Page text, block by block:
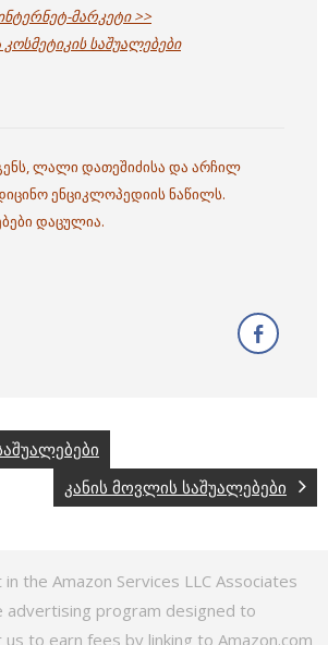
მარკეტი >>
საშუალებები
ლალი დათეშიძისა და არჩილ
ენციკლოპედიის ნაწილს.
დაცულია.
კანის მოვლის საშუალებები
the Amazon Services LLC Associates
advertising program designed to
to earn fees by linking to Amazon.com